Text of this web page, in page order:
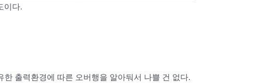
이다.
출력환경에 따른 오버행을 알아둬서 나쁠 건 없다.